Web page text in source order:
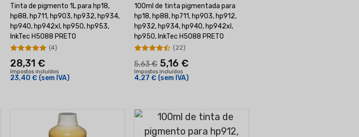
Tinta de pigmento 1L para hp18,
hp88, hp711, hp903, hp932, hp934,
hp940, hp942xl, hp950, hp953,
InkTec H5088 PRETO
28,31 €
Impostos incluídos
23,40 € (sem IVA)
(4)
100ml de tinta pigmentada para
hp18, hp88, hp711, hp903, hp912,
hp932, hp934, hp940, hp942xl,
hp950, InkTec H5088 PRETO
5,63 € 5,16 €
Impostos incluídos
4,27 € (sem IVA)
(22)